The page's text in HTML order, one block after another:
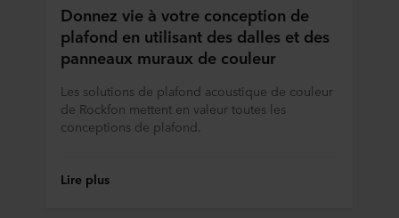
Donnez vie à votre conception de
plafond en utilisant des dalles et des
panneaux muraux de couleur
Les solutions de plafond acoustique de couleur
de Rockfon mettent en valeur toutes les
conceptions de plafond.
Lire plus